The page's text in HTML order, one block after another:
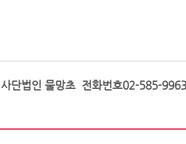
사단법인 물망초 전화번호02-585-